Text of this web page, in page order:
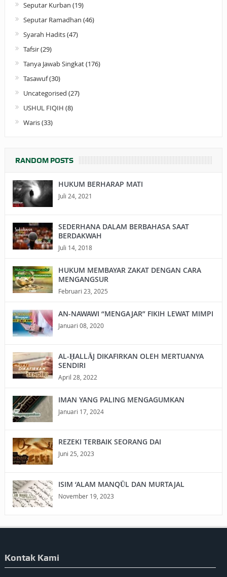
Seputar Kurban (19)
Seputar Ramadhan (46)
Syarah Hadits(47)
Tafsir(29)
Tanya Jawab Singkat(176)
Tasawuf(30)
Uncategorised (27)
USHUL FIQIH (8)
Waris(33)
RANDOM POSTS
HUKUM BERHARAP MATI
Juli 24, 2021
SEDERHANA DALAM BERBAHASA SAAT
BERDAKWAH
Juli 14, 2018
HUKUM MEMBAYAR ZAKAT DENGAN CARA
MENGANGSUR
Februari 23, 2025
AN-NAWAWI “MENGAJAR” FIKIH LEWAT MIMPI
Januari 08, 2020
AL-ḤALLĀJ DIKAFIRKAN OLEH MERTUANYA
SENDIRI
April 28, 2022
IMAN YANG PALING MENGAGUMKAN
Januari 17, 2024
REZEKI TERBAIK SEORANG DAI
Juni 25, 2023
ISIM ‘ALAM MANQŪL DAN MURTAJAL
November 19, 2023
Kontak Kami